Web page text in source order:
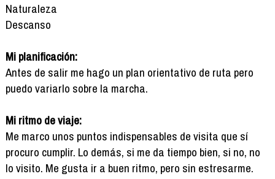
Naturaleza
Descanso
Mi planificación:
Antes de salir me hago un plan orientativo de ruta pero
puedo variarlo sobre la marcha.
Mi ritmo de viaje:
Me marco unos puntos indispensables de visita que sí
procuro cumplir. Lo demás, si me da tiempo bien, si no, no
lo visito. Me gusta ir a buen ritmo, pero sin estresarme.